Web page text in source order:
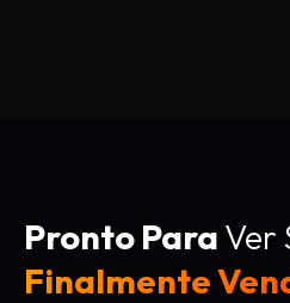
Pronto ParaVer
Finalmente